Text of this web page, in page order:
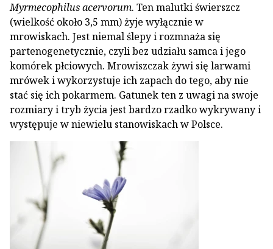
Myrmecophilus acervorum. Ten malutki świerszcz
(wielkość około 3,5 mm) żyje wyłącznie w
mrowiskach. Jest niemal ślepy i rozmnaża się
partenogenetycznie, czyli bez udziału samca i jego
komórek płciowych. Mrowiszczak żywi się larwami
mrówek i wykorzystuje ich zapach do tego, aby nie
stać się ich pokarmem. Gatunek ten z uwagi na swoje
rozmiary i tryb życia jest bardzo rzadko wykrywany i
występuje w niewielu stanowiskach w Polsce.